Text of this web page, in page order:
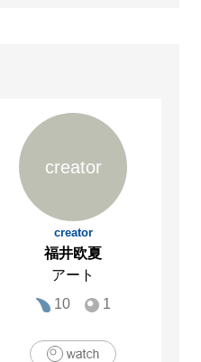
creator
creator
福井欧夏
アート
10
1